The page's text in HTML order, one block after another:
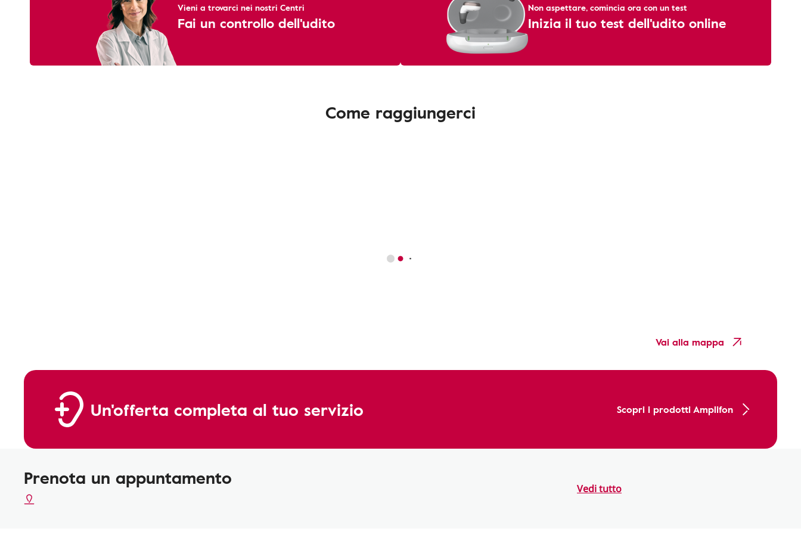
Vieni a trovarci nei nostri Centri
Fai un controllo dell'udito
Non aspettare, comincia ora con un test
Inizia il tuo test dell'udito online
Come raggiungerci
Vai alla mappa
Un'offerta completa al tuo servizio Scopri i prodotti Amplifon
Prenota un appuntamento Vedi tutto